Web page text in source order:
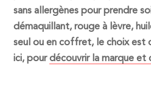
sans allergènes pour prendre
démaquillant, rouge à lèvre,
seul ou en coffret, le choix est
ici, pourdécouvrir la marque et